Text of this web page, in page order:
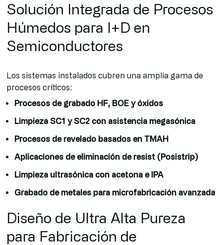
Solución Integrada de Procesos
Húmedos para I+D en
Semiconductores
Los sistemas instalados cubren una amplia gama de
procesos críticos:
Procesos de grabado HF, BOE y óxidos
Limpieza SC1 y SC2 con asistencia megasónica
Procesos de revelado basados en TMAH
Aplicaciones de eliminación de resist (Posistrip)
Limpieza ultrasónica con acetona e IPA
Grabado de metales para microfabricación avanzada
Diseño de Ultra Alta Pureza
para Fabricación de